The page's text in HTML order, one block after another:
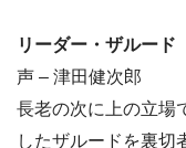
リーダー・ザルード
声 – 津田健次郎
長老の次に上の立場
したザルードを裏切